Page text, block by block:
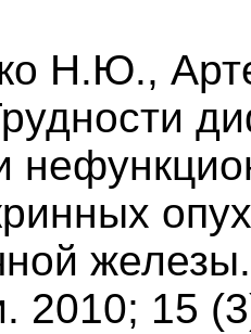
Н.Ю.,
2010; 15